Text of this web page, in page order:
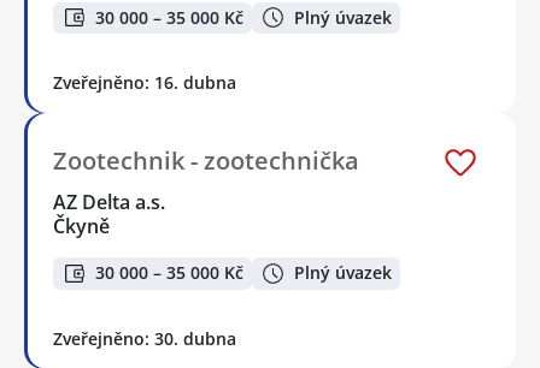
30 000 – 35 000 Kč Plný úvazek
Zveřejněno: 16. dubna
Zootechnik - zootechnička
AZ Delta a.s.
Čkyně
30 000 – 35 000 Kč Plný úvazek
Zveřejněno: 30. dubna